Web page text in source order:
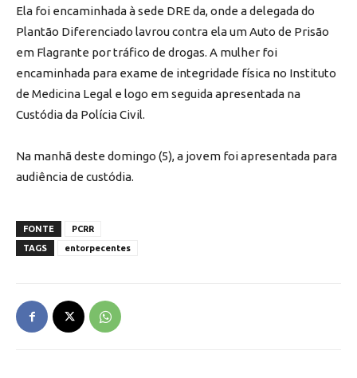
Ela foi encaminhada à sede DRE da, onde a delegada do
Plantão Diferenciado lavrou contra ela um Auto de Prisão
em Flagrante por tráfico de drogas. A mulher foi
encaminhada para exame de integridade física no Instituto
de Medicina Legal e logo em seguida apresentada na
Custódia da Polícia Civil.
Na manhã deste domingo (5), a jovem foi apresentada para
audiência de custódia.
FONTE
PCRR
TAGS
entorpecentes